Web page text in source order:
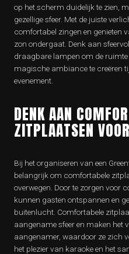
op het scherm duidelijk te zien,
gezellige sfeer. Met de juiste
comfortabel zingen en genieten
zon ondergaat. Denk aan
draagbare lampen om de ruimte
magische ambiance te creëren
evenement.
DENK AAN
ZITPLAATSEN
Bij het organiseren van een
belangrijk om comfortabele
overwegen. Door te zorgen voor
kunnen gasten ontspannen en
buitenlucht. Comfortabele
aangename sfeer en maken het
aangenamer, waardoor ze zich
het plezier van karaoke en het